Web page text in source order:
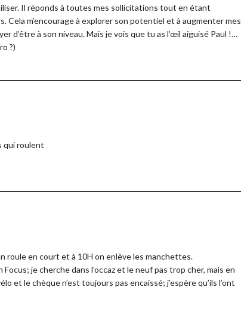
Il réponds à toutes mes sollicitations tout en étant
Cela m’encourage à explorer son potentiel et à augmenter mes
d’être à son niveau. Mais je vois que tu as l’œil aiguisé Paul !…
?)
qui roulent
roule en court et à 10H on enlève les manchettes.
Focus; je cherche dans l’occaz et le neuf pas trop cher, mais en
et le chèque n’est toujours pas encaissé; j’espère qu’ils l’ont